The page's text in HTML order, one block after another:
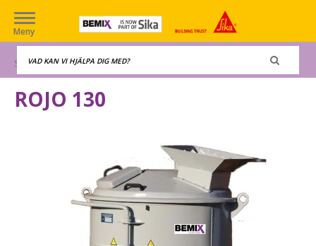
Meny
Start Maskiner Blandare
ROJO 130